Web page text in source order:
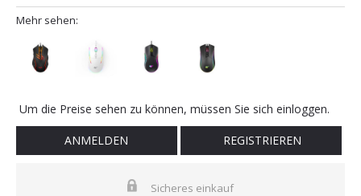
Mehr sehen:
Um die Preise sehen zu können, müssen Sie sich einloggen.
ANMELDEN REGISTRIEREN
Sicheres einkauf